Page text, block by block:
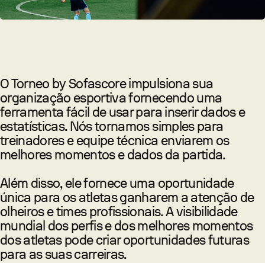
O Torneo by Sofascore impulsiona sua
organização esportiva fornecendo uma
ferramenta fácil de usar para inserir dados e
estatísticas. Nós tornamos simples para
treinadores e equipe técnica enviarem os
melhores momentos e dados da partida.
Além disso, ele fornece uma oportunidade
única para os atletas ganharem a atenção de
olheiros e times profissionais. A visibilidade
mundial dos perfis e dos melhores momentos
dos atletas pode criar oportunidades futuras
para as suas carreiras.